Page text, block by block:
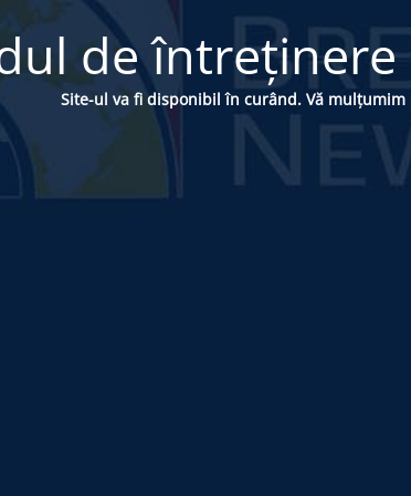
de întreținere
Site-ul va fi disponibil în curând. Vă